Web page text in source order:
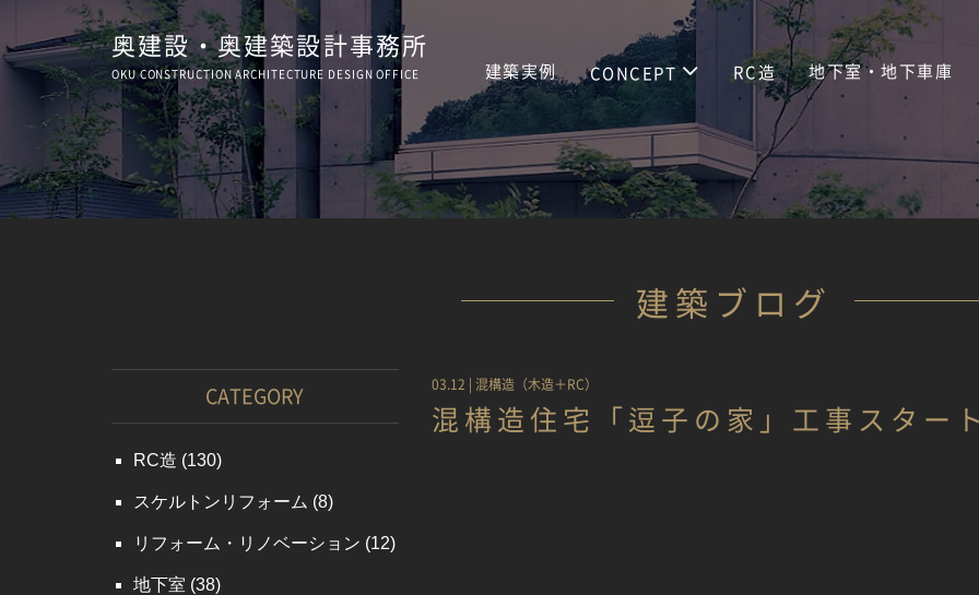
奥建設・奥建築設計事務所
OKU CONSTRUCTIONARCHITECTURE DESIGN OFFICE 建築実例 CONCEPT RC造 地下室・地下車庫
建築ブログ
03.12 | 混構造（木造＋RC）
混構造住宅「逗子の家」工事スター
CATEGORY
RC造 (130)
スケルトンリフォーム (8)
リフォーム・リノベーション (12)
地下室 (38)